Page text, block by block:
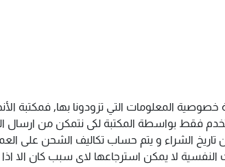
خصوصية المعلومات التي تزودونا بها, فمكتبة
فقط بواسطة المكتبة لكى نتمكن من ارسال
الشراء و يتم حساب تكاليف الشحن على
النفسية لا يمكن استرجاعها لاى سبب كان